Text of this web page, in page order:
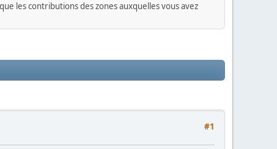
les contributions des zones auxquelles vous avez
#1